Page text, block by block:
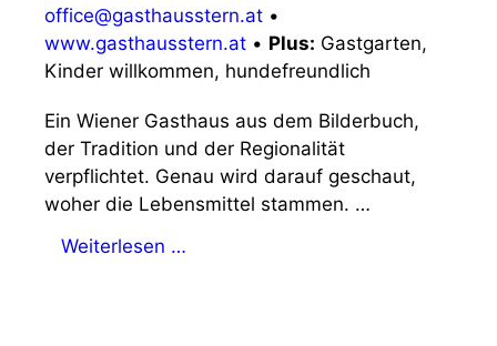
office@gasthausstern.at •
www.gasthausstern.at • Plus: Gastgarten,
Kinder willkommen, hundefreundlich
Ein Wiener Gasthaus aus dem Bilderbuch,
der Tradition und der Regionalität
verpflichtet. Genau wird darauf geschaut,
woher die Lebensmittel stammen. …
Weiterlesen …